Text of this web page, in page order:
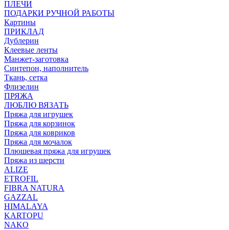
ПЛЕЧИ
ПОДАРКИ РУЧНОЙ РАБОТЫ
Картины
ПРИКЛАД
Дублерин
Клеевые ленты
Манжет-заготовка
Синтепон, наполнитель
Ткань, сетка
Флизелин
ПРЯЖА
ЛЮБЛЮ ВЯЗАТЬ
Пряжа для игрушек
Пряжа для корзинок
Пряжа для ковриков
Пряжа для мочалок
Плюшевая пряжа для игрушек
Пряжа из шерсти
ALIZE
ETROFIL
FIBRA NATURA
GAZZAL
HIMALAYA
KARTOPU
NAKO